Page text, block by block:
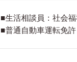
■生活相談員：社会福
■普通自動車運転免許